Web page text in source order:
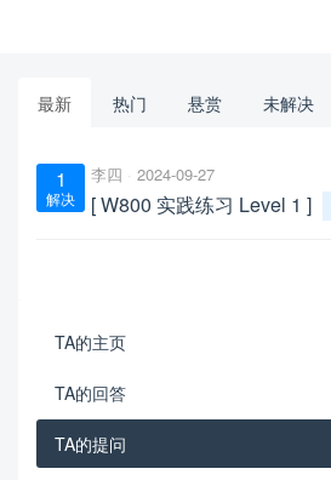
最新 热门 悬赏 未解决
1
解决
李四 2024-09-27
[ W800 实践练习 Level 1 ]
TA的主页
TA的回答
TA的提问